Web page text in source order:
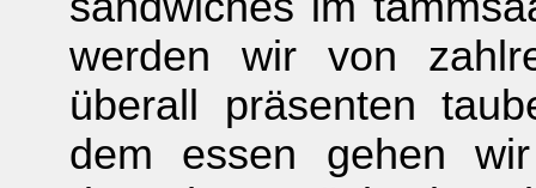
werden wir von
überall präsenten
dem essen gehen